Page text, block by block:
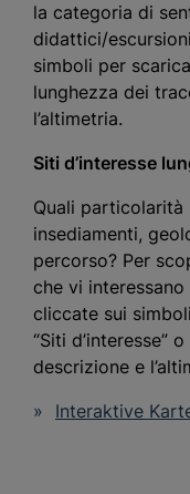
la categoria di
didattici/
simboli per
lunghezza dei
l’altimetria.
Siti d’interesse
Quali
insediamenti,
percorso? Per
che vi
cliccate sui
“Siti d’interesse”
descrizione e
Interaktive